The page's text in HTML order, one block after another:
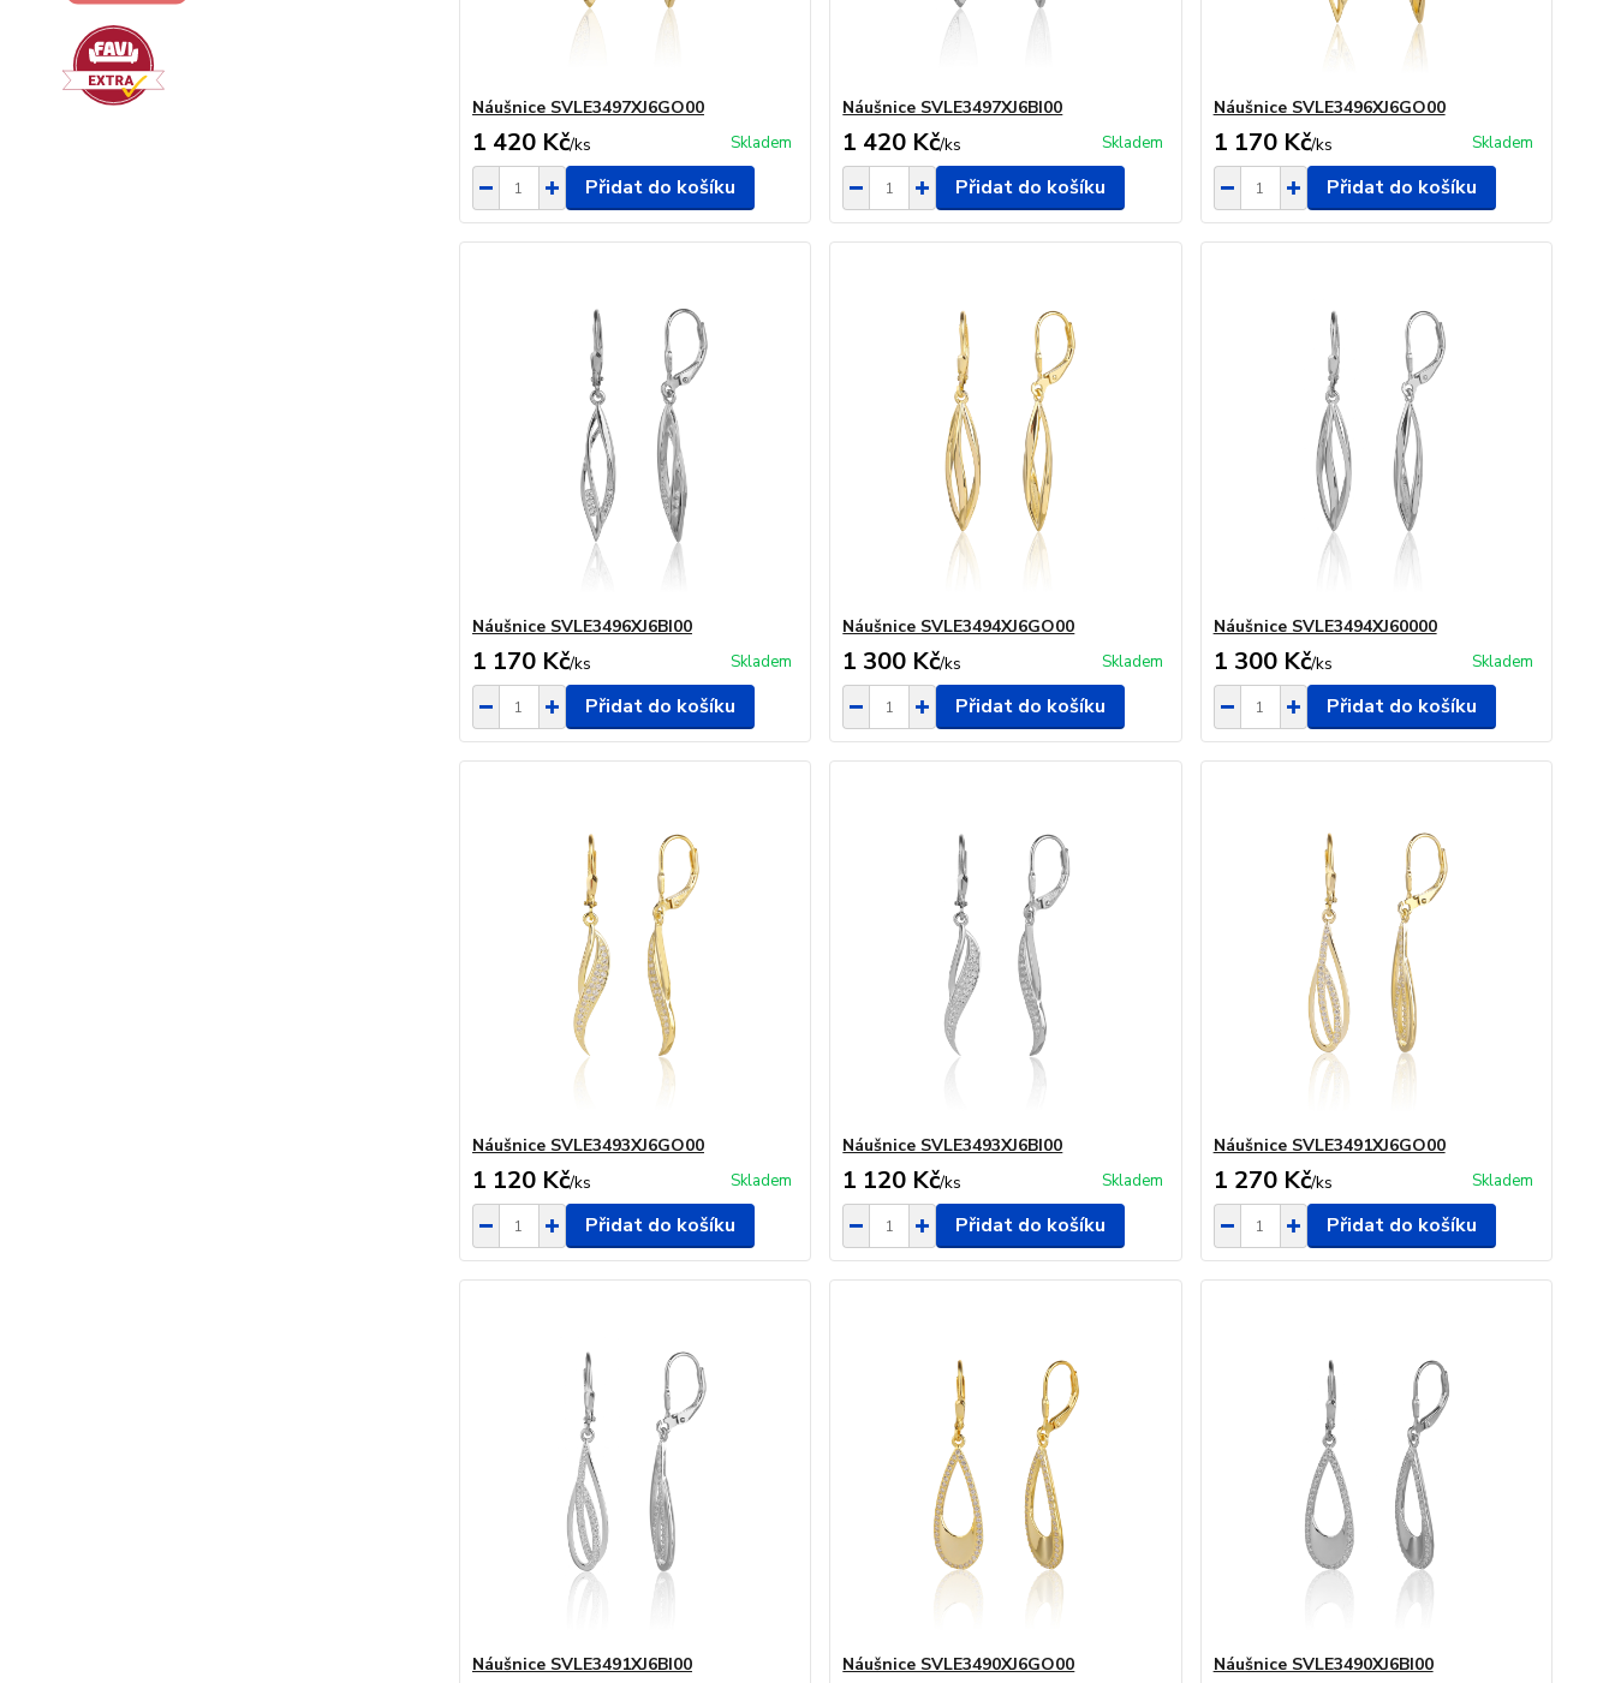
Náušnice SVLE3497XJ6GO00
1 420 Kč/ks Skladem
Přidat do košíku
Náušnice SVLE3497XJ6BI00
1 420 Kč/ks Skladem
Přidat do košíku
Náušnice SVLE3496XJ6GO00
1 170 Kč/ks Skladem
Přidat do košíku
Náušnice SVLE3496XJ6BI00
1 170 Kč/ks Skladem
Přidat do košíku
Náušnice SVLE3494XJ6GO00
1 300 Kč/ks Skladem
Přidat do košíku
Náušnice SVLE3494XJ60000
1 300 Kč/ks Skladem
Přidat do košíku
Náušnice SVLE3493XJ6GO00
1 120 Kč/ks Skladem
Přidat do košíku
Náušnice SVLE3493XJ6BI00
1 120 Kč/ks Skladem
Přidat do košíku
Náušnice SVLE3491XJ6GO00
1 270 Kč/ks Skladem
Přidat do košíku
Náušnice SVLE3491XJ6BI00 Náušnice SVLE3490XJ6GO00 Náušnice SVLE3490XJ6BI00